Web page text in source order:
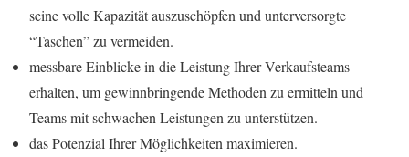
seine volle Kapazität auszuschöpfen und unterversorgte
“Taschen” zu vermeiden.
messbare Einblicke in die Leistung Ihrer Verkaufsteams
erhalten, um gewinnbringende Methoden zu ermitteln und
Teams mit schwachen Leistungen zu unterstützen.
das Potenzial Ihrer Möglichkeiten maximieren.